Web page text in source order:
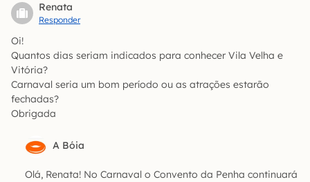
Renata
Responder
Oi!
Quantos dias seriam indicados para conhecer Vila Velha e
Vitória?
Carnaval seria um bom período ou as atrações estarão
fechadas?
Obrigada
A Bóia
Olá, Renata! No Carnaval o Convento da Penha continuará